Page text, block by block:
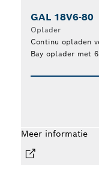
GAL 18V6-80
Oplader
Continu opladen
Bay oplader met
Meer informatie